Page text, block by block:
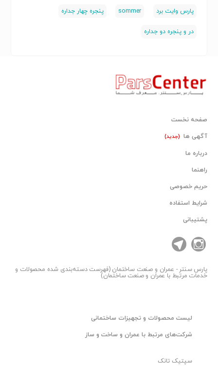
سفارشی‌سازی ابعاد، رنگ و نوع سیستم‌های بازشو مطابق با
-اجرای تخصصی و مهندسی:
کاربردها:
این سیستم‌ها برای استفاده در مجتمع‌های مسکونی لوکس،
به استانداردهای بالای عایق‌بندی دارند، بهینه شده است.
با انتخاب سیستم‌های ویستا بست، کارایی، امنیت و آرامش
را به پروژه خود هدیه دهید.
پارس وایت برد sommer پنجره چهار جداره
در و پنجره دو جداره
صفحه نخست
آگهی ها (جدید)
درباره ما
راهنما
حریم خصوصی
شرایط استفاده
پشتیبانی
پارس سنتر- عمران و صنعت ساختمان (فهرست دسته‌بندی شده محصولات و
خدمات مرتبط با عمران و صنعت ساختمان)
لیست محصولات و تجهیزات ساختمانی
شرکت‌های مرتبط با عمران و ساخت و ساز
سپتیک تانک